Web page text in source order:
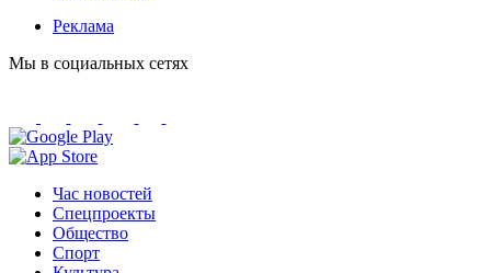
Реклама
Мы в социальных сетях
Час новостей
Спецпроекты
Общество
Спорт